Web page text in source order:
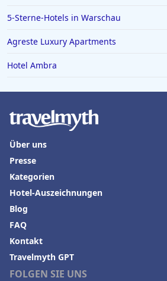
5-Sterne-Hotels in Warschau
Agreste Luxury Apartments
Hotel Ambra
FOLGEN SIE UNS
Über uns
Presse
Kategorien
Hotel-Auszeichnungen
Blog
FAQ
Kontakt
Travelmyth GPT